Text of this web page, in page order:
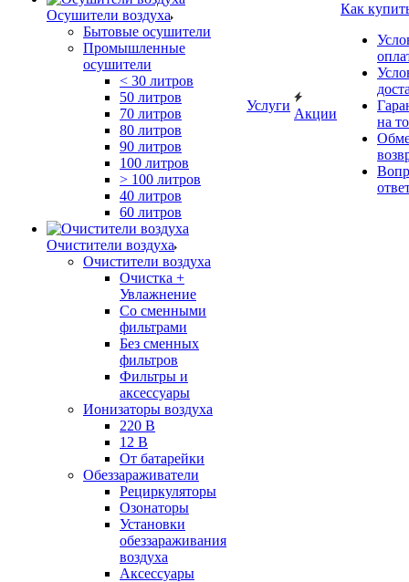
Осушители воздуха
Бытовые осушители
Промышленные
осушители
< 30 литров
50 литров
70 литров
80 литров
90 литров
100 литров
> 100 литров
40 литров
60 литров
Очистители воздуха
Очистители воздуха
Очистка +
Увлажнение
Cо сменными
фильтрами
Без сменных
фильтров
Фильтры и
аксессуары
Ионизаторы воздуха
220 В
12 В
От батарейки
Обеззараживатели
Рециркуляторы
Озонаторы
Установки
обеззараживания
воздуха
Аксессуары
Услуги
Акции
Как
на